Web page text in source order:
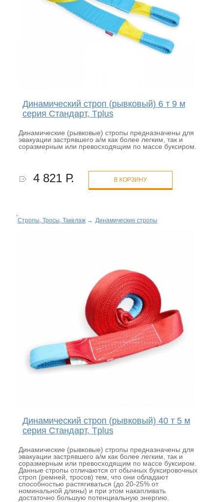
Динамический строп (рывковый) 6 т 9 м
серия Стандарт, Tplus
Динамические (рывковые) стропы предназначены для
эвакуации застрявшего а/м как более легким, так и
соразмерным или превосходящим по массе буксиром.
4 821 Р. В КОРЗИНУ
Стропы, Тросы, Такелаж→ Динамические стропы
Динамический строп (рывковый) 40 т 5 м
серия Стандарт, Tplus
Динамические (рывковые) стропы предназначены для
эвакуации застрявшего а/м как более легким, так и
соразмерным или превосходящим по массе буксиром.
Данные стропы отличаются от обычных буксировочных
строп (ремней, тросов) тем, что они обладают
способностью растягиваться (до 20-25% от
номинальной длины) и при этом накапливать
достаточно большую потенциальную энергию.